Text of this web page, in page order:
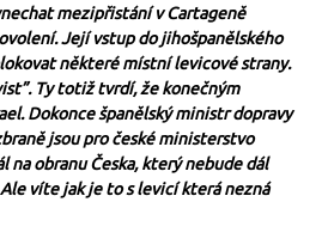
mezipřistání v Cartageně
Její vstup do jihošpanělského
některé místní levicové strany.
Ty totiž tvrdí, že konečným
Dokonce španělský ministr dopravy
jsou pro české ministerstvo
na obranu Česka, který nebude dál
víte jak je to s levicí která nezná